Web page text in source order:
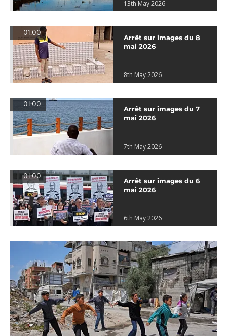
13th May 2026
01:00
Arrêt sur images du 8
mai 2026
8th May 2026
01:00
Arrêt sur images du 7
mai 2026
7th May 2026
01:00
Arrêt sur images du 6
mai 2026
6th May 2026